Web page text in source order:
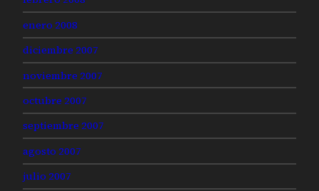
enero 2008
diciembre 2007
noviembre 2007
octubre 2007
septiembre 2007
agosto 2007
julio 2007